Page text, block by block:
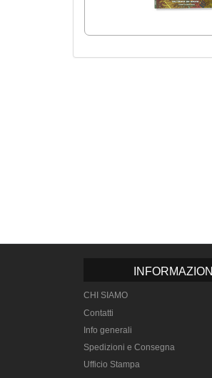
INFORMAZIONI
CHI SIAMO
Contatti
Info generali
Spedizioni e Consegna
Ufficio Stampa